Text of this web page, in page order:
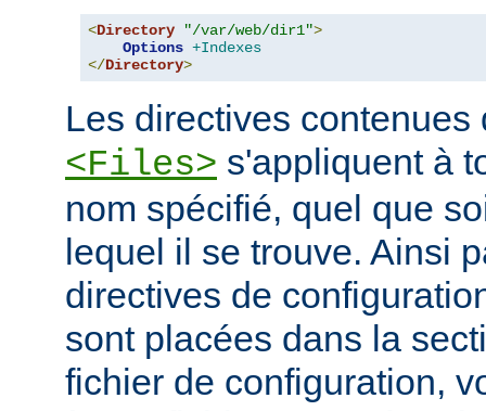
<Directory "/var/web/dir1">
Options +Indexes
</Directory>
Les directives contenues
<Files> s'appliquent à
nom spécifié, quel que
lequel il se trouve. Ainsi
directives de
sont placées dans la
fichier de configuration,